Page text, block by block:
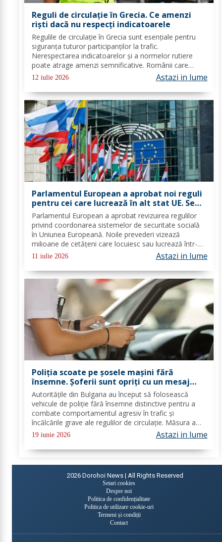
Reguli de circulație în Grecia. Ce amenzi
riști dacă nu respecți indicatoarele
Regulile de circulație în Grecia sunt esențiale pentru
siguranța tuturor participanților la trafic.
Nerespectarea indicatoarelor și a normelor rutiere
poate atrage amenzi semnificative. Românii care
merg în Grecia cu mașina știu cum este traficul și ce
reguli trebuie să respecte, însă dacă este...
12 iulie 2026 Astazi in lume
Parlamentul European a aprobat noi reguli
pentru cei care lucrează în alt stat UE. Se
schimbă șomajul și alte beneficii sociale
Parlamentul European a aprobat revizuirea regulilor
privind coordonarea sistemelor de securitate socială
în Uniunea Europeană. Noile prevederi vizează
milioane de cetățeni care locuiesc sau lucrează într-un
alt stat membru și stabilesc reguli mai clare pentru
șomaj, indemnizații familiale, detașări...
11 iulie 2026 Astazi in lume
Poliția scoate pe șosele mașini fără
însemne. Șoferii sunt opriți cu un mesaj
afișat pe lunetă
Autoritățile din Bulgaria au început să folosească
vehicule de poliție fără însemne distinctive pentru a
combate comportamentul agresiv în trafic și
încălcările grave ale regulilor de circulație. Măsura a
fost implementată în Plovdiv, pe autostrada Trakia și
pe principalele drumuri regionale, unde...
19 iunie 2026 Astazi in lume
2026 Dorohoi News | All Rights Reserved
Setari cookies
Despre noi
Politica de confidențialitate
Politica de utilizare cookie-uri
Termeni și condiții
Contact